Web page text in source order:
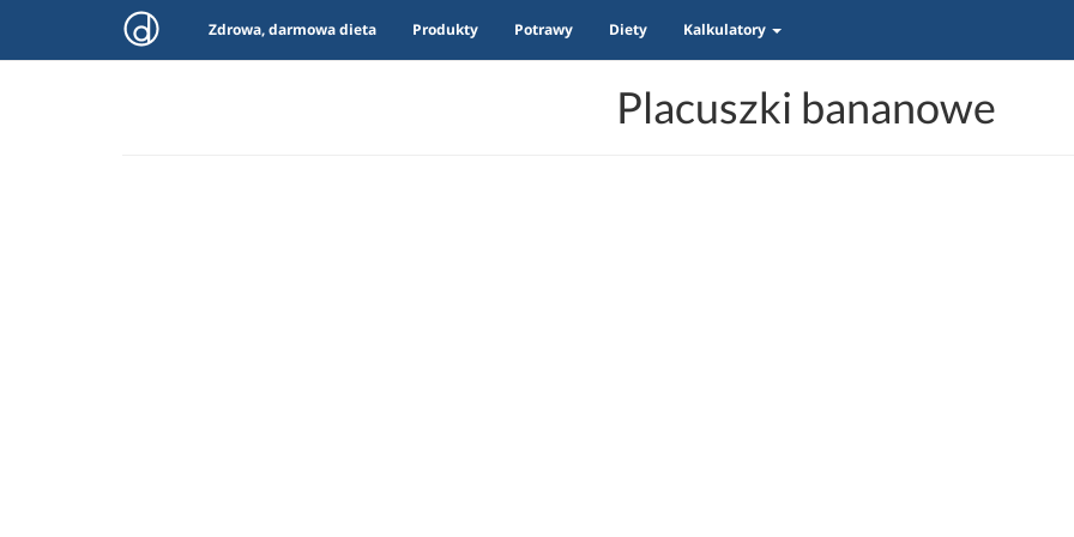
Zdrowa, darmowa dieta Produkty Potrawy Diety Kalkulatory
Placuszki bananowe